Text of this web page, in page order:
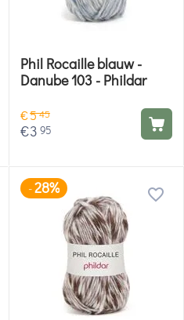
Phil Rocaille blauw -
Danube 103 - Phildar
€545
€3 95
-28%